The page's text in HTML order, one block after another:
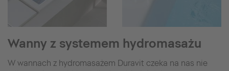
Wanny z systemem hydromasażu
W wannach z hydromasażem Duravit czeka na nas nie